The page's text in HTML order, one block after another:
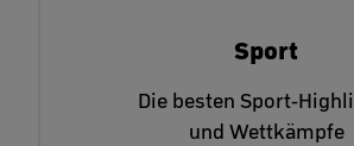
Sport
Die besten Sport-
und Wettkämpfe